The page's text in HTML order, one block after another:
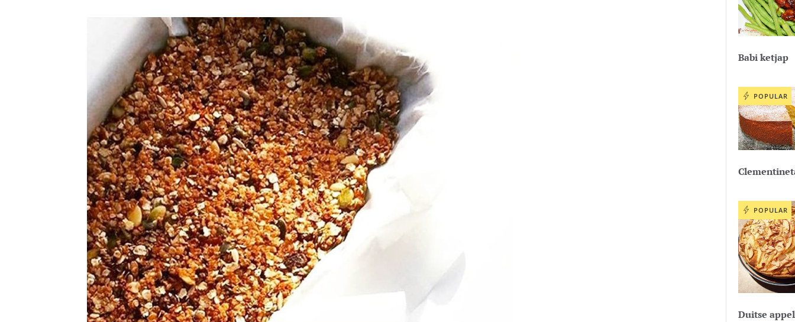
Babi ketjap
POPULAR
POPULAR
Duitse